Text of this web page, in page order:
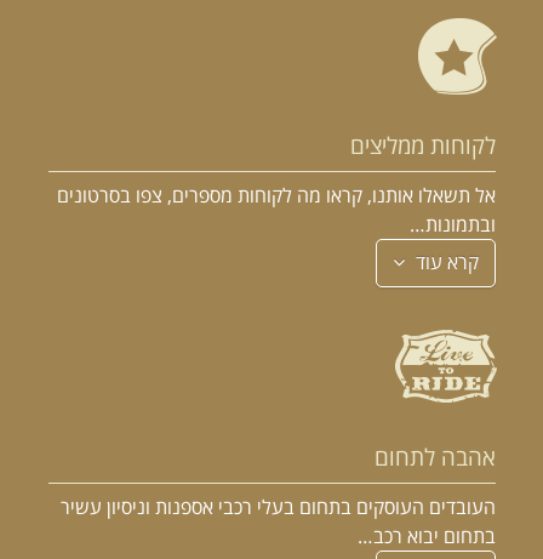
לקוחות ממליצים
אל תשאלו אותנו, קראו מה לקוחות מספרים, צפו בסרטונים
ובתמונות…
קרא עוד
אהבה לתחום
העובדים העוסקים בתחום בעלי רכבי אספנות וניסיון עשיר
בתחום יבוא רכב…